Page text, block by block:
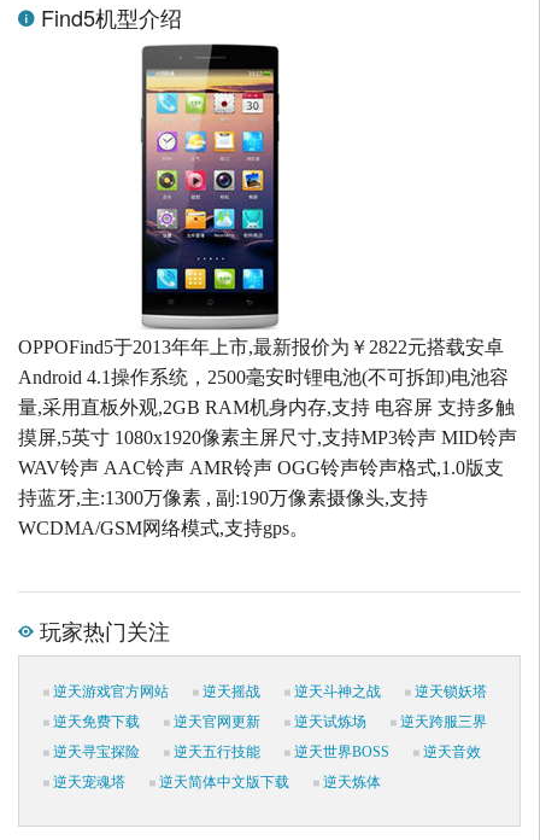
Find5机型介绍
OPPOFind5于2013年年上市,最新报价为￥2822元搭载安卓
Android 4.1操作系统，2500毫安时锂电池(不可拆卸)电池容
量,采用直板外观,2GB RAM机身内存,支持 电容屏 支持多触
摸屏,5英寸 1080x1920像素主屏尺寸,支持MP3铃声 MID铃声
WAV铃声 AAC铃声 AMR铃声 OGG铃声铃声格式,1.0版支
持蓝牙,主:1300万像素 , 副:190万像素摄像头,支持
WCDMA/GSM网络模式,支持gps。
玩家热门关注
逆天游戏官方网站 逆天摇战 逆天斗神之战
逆天锁妖塔
逆天免费下载
逆天官网更新 逆天试炼场
逆天跨服三界
逆天寻宝探险
逆天五行技能 逆天世界BOSS
逆天音效
逆天宠魂塔
逆天简体中文版下载 逆天炼体